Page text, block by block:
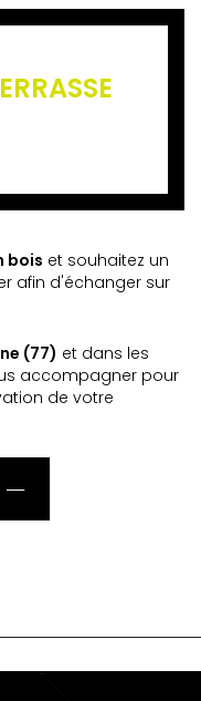
bois et souhaitez un
afin d'échanger sur
(77) et dans les
accompagner pour
de votre